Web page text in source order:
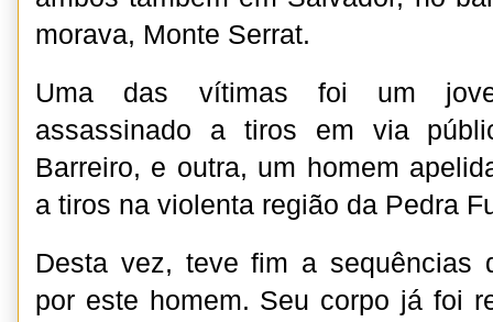
morava, Monte Serrat.
Uma das vítimas foi um
assassinado a tiros em via
Barreiro, e outra, um homem
a tiros na violenta região da Pedra
Desta vez, teve fim a sequências
por este homem. Seu corpo já foi